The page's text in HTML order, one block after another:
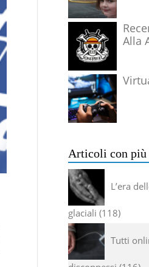
Alla
Articoli con
L’era
glaciali 118
Tutti